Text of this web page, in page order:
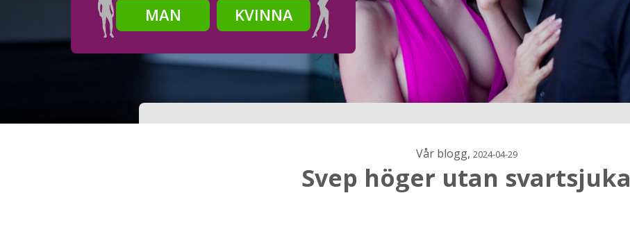
MAN
KVINNA
Steg2
Ditt födelsedatum?
Vår blogg, 2024-04-29
Svep höger utan svartsjuka